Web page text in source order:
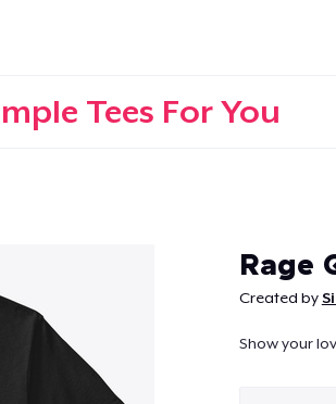
Tees For You
Rage
Created by
Show your